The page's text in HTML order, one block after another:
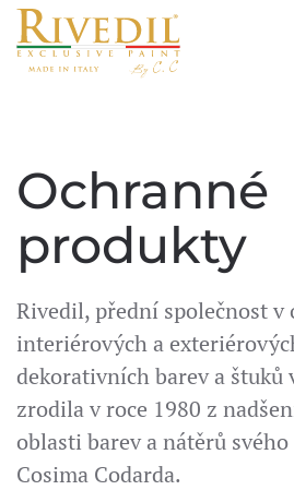
Skip to main content
Ochranné
produkty
Rivedil, přední společnost v
interiérových a
dekorativních barev a štuků
zrodila v roce 1980 z
oblasti barev a nátěrů
Cosima Codarda.